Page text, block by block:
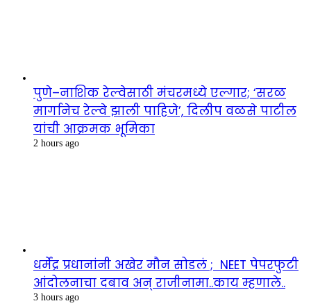
पुणे–नाशिक रेल्वेसाठी मंचरमध्ये एल्गार; ‘सरळ
मार्गानेच रेल्वे झाली पाहिजे’, दिलीप वळसे पाटील
यांची आक्रमक भूमिका
2 hours ago
धर्मेंद्र प्रधानांनी अखेर मौन सोडलं ; NEET पेपरफुटी
आंदोलनाचा दबाव अन् राजीनामा..काय म्हणाले..
3 hours ago